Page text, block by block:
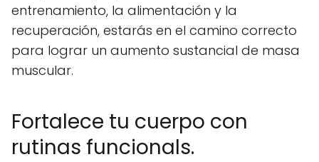
entrenamiento, la alimentación y la
recuperación, estarás en el camino correcto
para lograr un aumento sustancial de masa
muscular.
Fortalece tu cuerpo con
rutinas funcionals.